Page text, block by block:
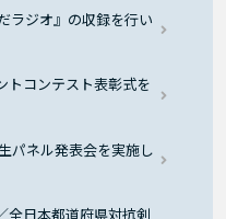
ラジオ』の収録を行い
トコンテスト表彰式を
パネル発表会を実施し
全日本都道府県対抗剣